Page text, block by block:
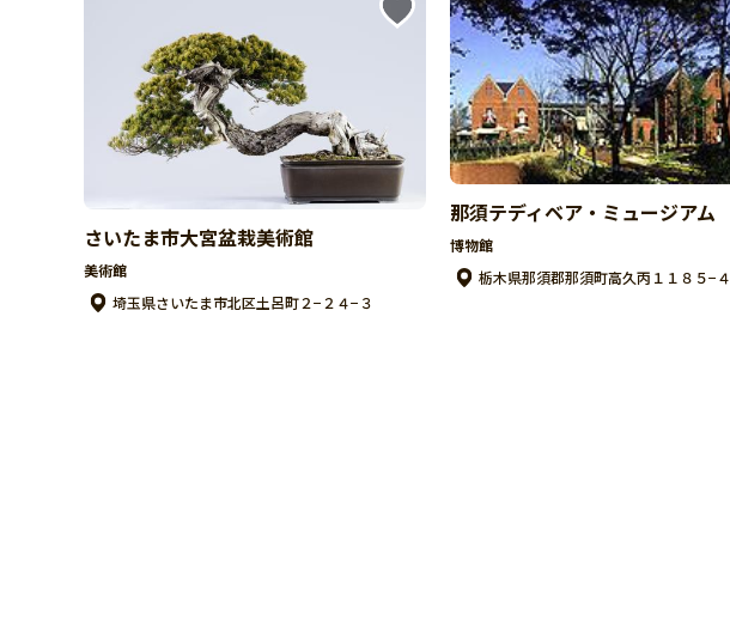
さいたま市大宮盆栽美術館
美術館
埼玉県さいたま市北区土呂町２−２４−３
那須テディベア・ミュージアム
博物館
栃木県那須郡那須町高久丙１１８５−４